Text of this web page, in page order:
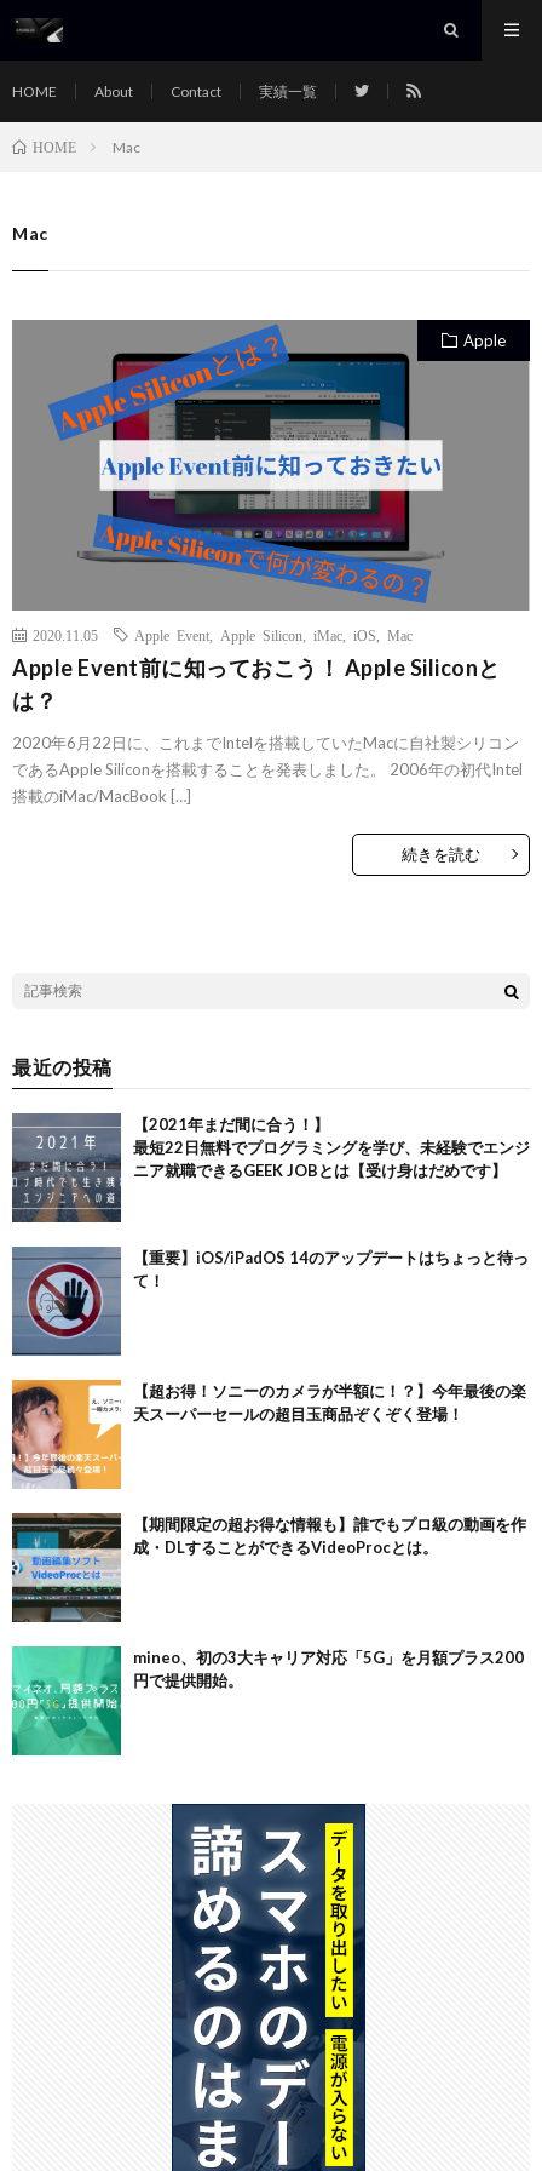
HOME About Contact 実績一覧
HOME Mac
Mac
Apple
2020.11.05 Apple Event Apple Silicon iMac iOS Mac
Apple Event前に知っておこう！ Apple Siliconと
は？
2020年6月22日に、これまでIntelを搭載していたMacに自社製シリコン
であるApple Siliconを搭載することを発表しました。 2006年の初代Intel
搭載のiMac/MacBook […]
続きを読む
最近の投稿
【2021年まだ間に合う！】
最短22日無料でプログラミングを学び、未経験でエンジ
ニア就職できるGEEK JOBとは【受け身はだめです】
【重要】iOS/iPadOS 14のアップデートはちょっと待っ
て！
【超お得！ソニーのカメラが半額に！？】今年最後の楽
天スーパーセールの超目玉商品ぞくぞく登場！
【期間限定の超お得な情報も】誰でもプロ級の動画を作
成・DLすることができるVideoProcとは。
mineo、初の3大キャリア対応「5G」を月額プラス200
円で提供開始。